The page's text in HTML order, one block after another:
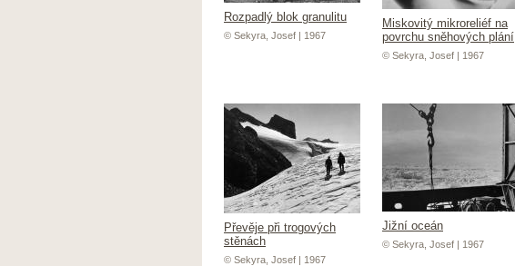
Rozpadlý blok granulitu
© Sekyra, Josef | 1967
Miskovitý mikroreliéf na
povrchu sněhových plání
© Sekyra, Josef | 1967
Převěje při trogových
stěnách
© Sekyra, Josef | 1967
Jižní oceán
© Sekyra, Josef | 1967